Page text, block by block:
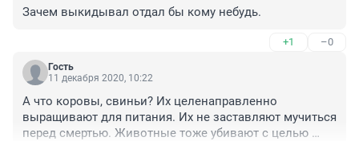
Зачем выкидывал отдал бы кому небудь.
+1 –0
Гость
11 декабря 2020, 10:22
А что коровы, свиньи? Их целенаправленно
выращивают для питания. Их не заставляют мучиться
перед смертью. Животные тоже убивают с целью